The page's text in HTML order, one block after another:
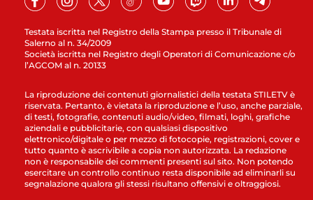
Testata iscritta nel Registro della Stampa presso il Tribunale di
Salerno al n. 34/2009
Società iscritta nel Registro degli Operatori di Comunicazione c/o
l’AGCOM al n. 20133
La riproduzione dei contenuti giornalistici della testata STILETV è
riservata. Pertanto, è vietata la riproduzione e l’uso, anche parziale,
di testi, fotografie, contenuti audio/video, filmati, loghi, grafiche
aziendali e pubblicitarie, con qualsiasi dispositivo
elettronico/digitale o per mezzo di fotocopie, registrazioni, cover e
tutto quanto è ascrivibile a copia non autorizzata. La redazione
non è responsabile dei commenti presenti sul sito. Non potendo
esercitare un controllo continuo resta disponibile ad eliminarli su
segnalazione qualora gli stessi risultano offensivi e oltraggiosi.